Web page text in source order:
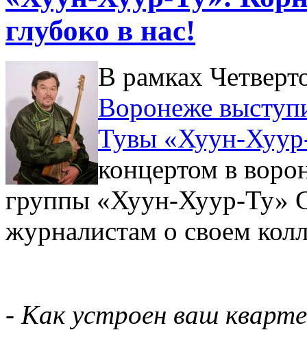
глубоко в нас!
В рамках
Воронеже
Тувы «Хуун-
концертом в
группы «Хуун-Хуур-Ту»
журналистам о своем
- Как устроен ваш